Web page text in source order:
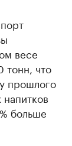
весе
тонн, что
прошлого
больше